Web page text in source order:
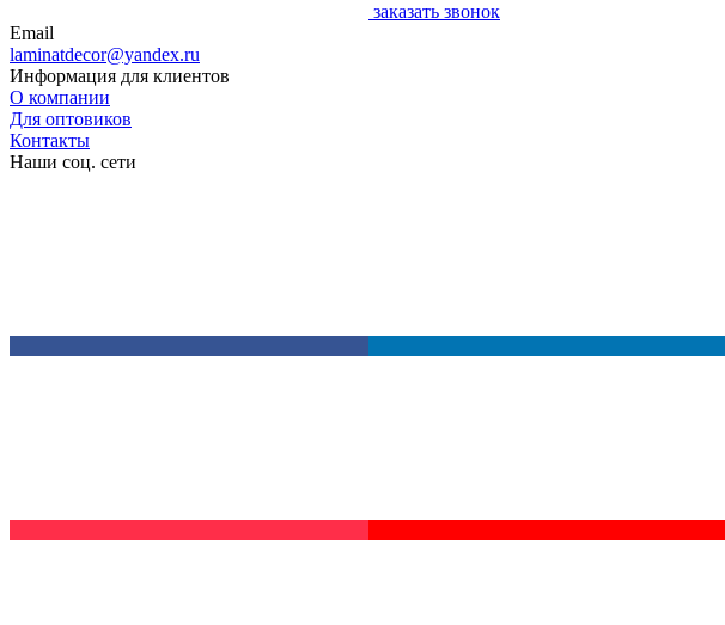
заказать звонок
Email
laminatdecor@yandex.ru
Информация для клиентов
О компании
Для оптовиков
Контакты
Наши соц. сети